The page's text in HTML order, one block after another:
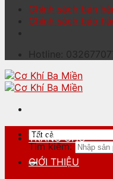
Chính sách bán
Chính sách bảo
Hotline:
Tìm kiếm:
TRANG CHỦ
GIỚI THIỆU